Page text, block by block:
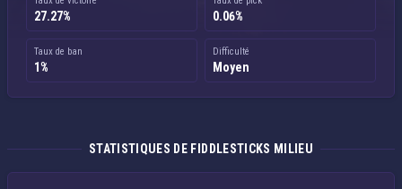
27.27% 0.06%
Taux de ban
1%
Difficulté
Moyen
STATISTIQUES DE FIDDLESTICKS MILIEU